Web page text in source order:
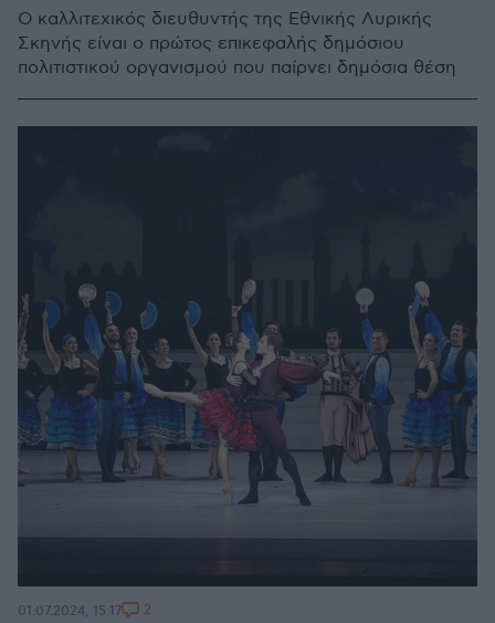
Ο καλλιτεχικός διευθυντής της Εθνικής Λυρικής
Σκηνής είναι ο πρώτος επικεφαλής δημόσιου
πολιτιστικού οργανισμού που παίρνει δημόσια θέση
01.07.2024, 15:17 2